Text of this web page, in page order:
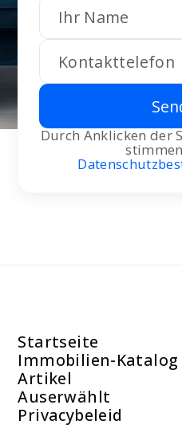
Durch Anklicken der
Startseite
Immobilien-Katalog
Artikel
Auserwählt
Privacybeleid